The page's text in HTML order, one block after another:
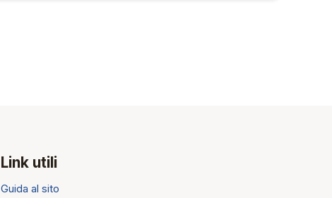
Link utili
Guida al sito